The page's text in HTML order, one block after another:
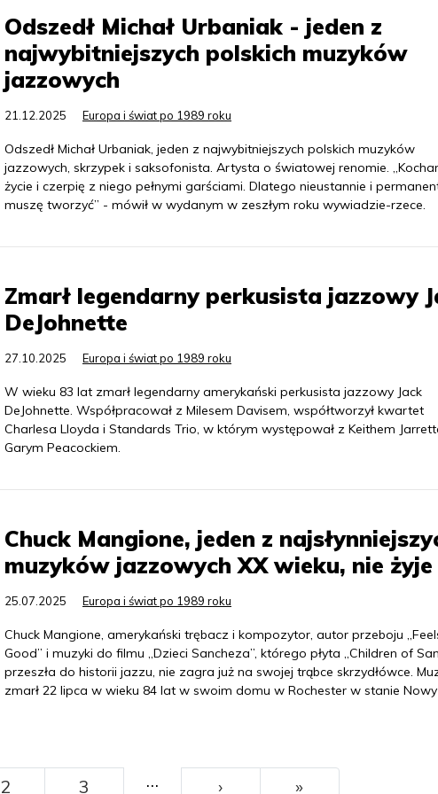
Odszedł Michał Urbaniak - jeden z
najwybitniejszych polskich muzyków
jazzowych
21.12.2025 Europa i świat po 1989 roku
Odszedł Michał Urbaniak, jeden z najwybitniejszych polskich muzyków
jazzowych, skrzypek i saksofonista. Artysta o światowej renomie.
życie i czerpię z niego pełnymi garściami. Dlatego nieustannie i
muszę tworzyć” - mówił w wydanym w zeszłym roku wywiadzie-rzece.
Zmarł legendarny perkusista jazzowy
DeJohnette
27.10.2025 Europa i świat po 1989 roku
W wieku 83 lat zmarł legendarny amerykański perkusista jazzowy Jack
DeJohnette. Współpracował z Milesem Davisem, współtworzył kwartet
Charlesa Lloyda i Standards Trio, w którym występował z Keithem
Garym Peacockiem.
Chuck Mangione, jeden z
muzyków jazzowych XX wieku, nie żyje
25.07.2025 Europa i świat po 1989 roku
Chuck Mangione, amerykański trębacz i kompozytor, autor przeboju
Good” i muzyki do filmu „Dzieci Sancheza”, którego płyta „Children of
przeszła do historii jazzu, nie zagra już na swojej trąbce skrzydłówce.
zmarł 22 lipca w wieku 84 lat w swoim domu w Rochester w stanie Nowy
2 3 … ››› »Ostatni